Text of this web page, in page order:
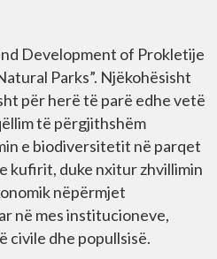
Development of Prokletije
Parks”. Njëkohësisht
për herë të parë edhe vetë
të përgjithshëm
e biodiversitetit në parqet
kufirit, duke nxitur zhvillimin
nëpërmjet
në mes institucioneve,
civile dhe popullsisë.